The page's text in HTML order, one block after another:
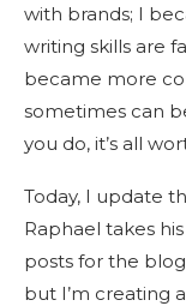
with brands; I
writing skills are
became more
sometimes can
you do, it’s all
Today, I update
Raphael takes
posts for the
but I’m creating